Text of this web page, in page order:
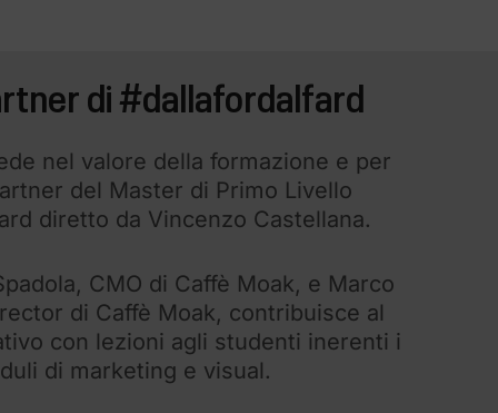
di #dallafordalfard
nel valore della formazione e per
del Master di Primo Livello
diretto da Vincenzo Castellana.
CMO di Caffè Moak, e Marco
di Caffè Moak, contribuisce al
con lezioni agli studenti inerenti i
di marketing e visual.